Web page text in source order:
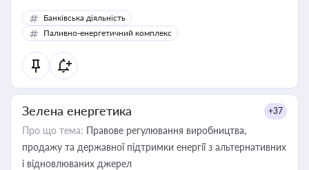
Банківська діяльність
Паливно-енергетичний комплекс
Зелена енергетика +37
Про що тема: Правове регулювання виробництва,
продажу та державної підтримки енергії з альтернативних
і відновлюваних джерел